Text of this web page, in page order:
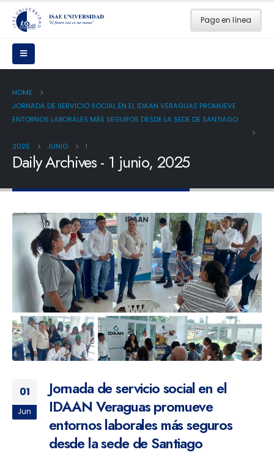
Pago en línea
HOME
JORNADA DE SERVICIO SOCIAL EN EL IDAAN VERAGUAS PROMUEVE
ENTORNOS LABORALES MÁS SEGUROS DESDE LA SEDE DE SANTIAGO
2025 JUNIO 1
Daily Archives - 1 junio, 2025
01
Jun
Jornada de servicio social en el
IDAAN Veraguas promueve
entornos laborales más seguros
desde la sede de Santiago